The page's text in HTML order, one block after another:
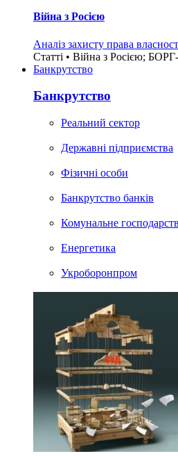
Війна з Росією
Аналіз захисту права
Статті • Війна з Росією;
Банкрутство
Банкрутство
Реальний сектор
Державні підприємства
Фізичні особи
Банкрутство банків
Комунальне
Енергетика
Укроборонпром